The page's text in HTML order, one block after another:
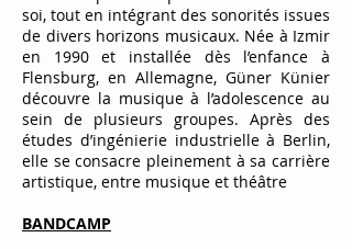
soi, tout en intégrant des sonorités issues
de divers horizons musicaux. Née à Izmir
en 1990 et installée dès l’enfance à
Flensburg, en Allemagne, Güner Künier
découvre la musique à l’adolescence au
sein de plusieurs groupes. Après des
études d’ingénierie industrielle à Berlin,
elle se consacre pleinement à sa carrière
artistique, entre musique et théâtre
BANDCAMP